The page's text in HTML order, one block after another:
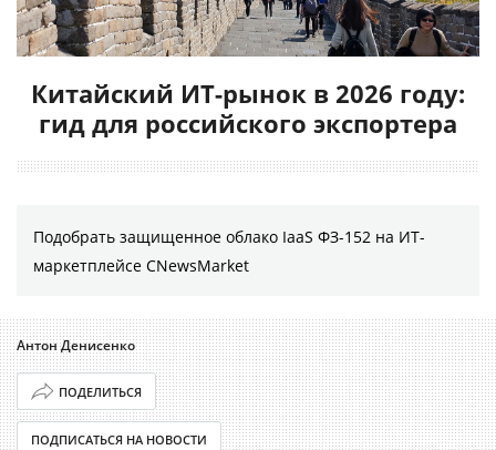
Китайский ИТ-рынок в 2026 году:
гид для российского экспортера
Подобрать защищенное облако IaaS ФЗ-152 на ИТ-
маркетплейсе CNewsMarket
Антон Денисенко
ПОДЕЛИТЬСЯ
ПОДПИСАТЬСЯ НА НОВОСТИ